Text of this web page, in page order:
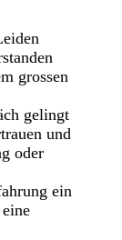
grossen
gelingt
und
oder
ein